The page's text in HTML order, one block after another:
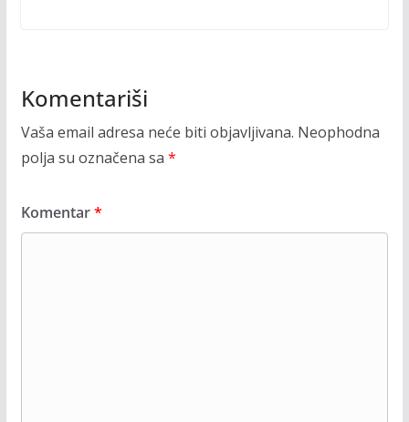
Komentariši
Vaša email adresa neće biti objavljivana. Neophodna
polja su označena sa *
Komentar*